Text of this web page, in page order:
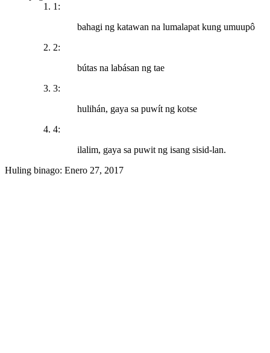
1:
bahagi ng katawan na lumalapat kung umuupô
2:
bútas na labásan ng tae
3:
hulihán, gaya sa puwít ng kotse
4:
ilalim, gaya sa puwit ng isang sisid-lan.
Huling binago: Enero 27, 2017